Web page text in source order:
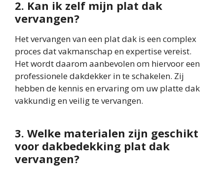
2. Kan ik zelf mijn plat dak
vervangen?
Het vervangen van een plat dak is een complex
proces dat vakmanschap en expertise vereist.
Het wordt daarom aanbevolen om hiervoor een
professionele dakdekker in te schakelen. Zij
hebben de kennis en ervaring om uw platte dak
vakkundig en veilig te vervangen.
3. Welke materialen zijn geschikt
voor dakbedekking plat dak
vervangen?